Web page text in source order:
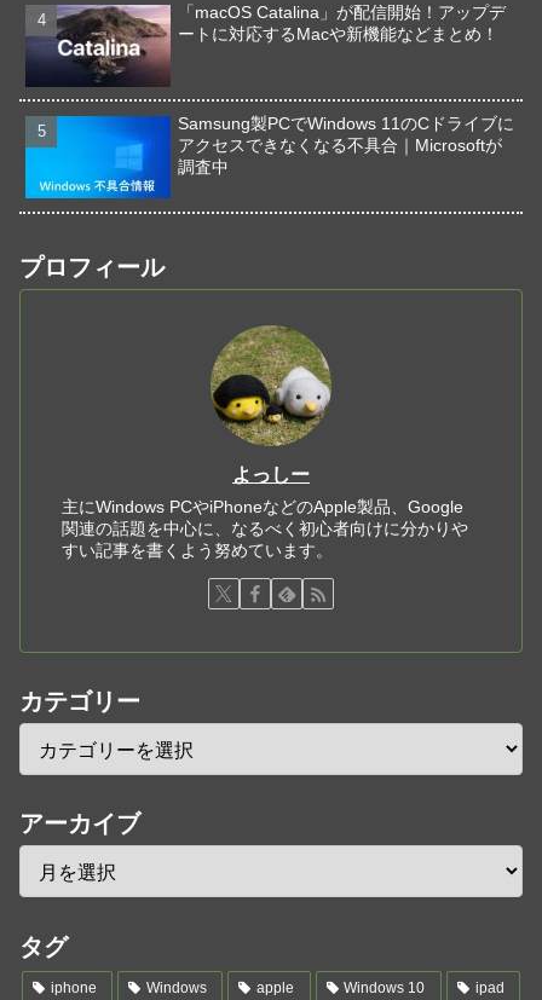
「macOS Catalina」が配信開始！アップデ
ートに対応するMacや新機能などまとめ！
Samsung製PCでWindows 11のCドライブに
アクセスできなくなる不具合｜Microsoftが
調査中
プロフィール
よっしー
主にWindows PCやiPhoneなどのApple製品、Google
関連の話題を中心に、なるべく初心者向けに分かりや
すい記事を書くよう努めています。
カテゴリー
アーカイブ
タグ
iphone Windows apple Windows 10 ipad